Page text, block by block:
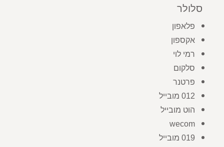
סלולר
פלאפון
אקספון
רמי לוי
סלקום
פרטנר
012 מובייל
הוט מובייל
wecom
019 מובייל